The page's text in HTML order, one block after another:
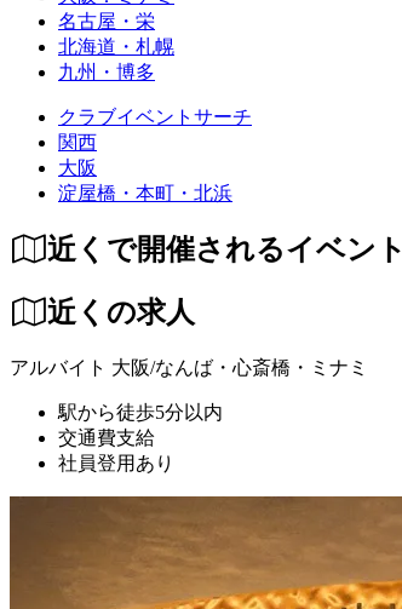
名古屋・栄
北海道・札幌
九州・博多
クラブイベントサーチ
関西
大阪
淀屋橋・本町・北浜
近くで開催されるイベント
近くの求人
アルバイト 大阪/なんば・心斎橋・ミナミ
駅から徒歩5分以内
交通費支給
社員登用あり